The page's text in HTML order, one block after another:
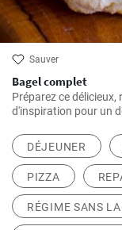
Sauver
Bagel complet
Préparez ce
d'inspiration pour un
DÉJEUNER
PIZZA
RÉGIME SANS